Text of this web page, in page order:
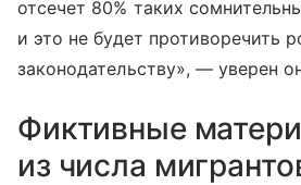
отсечет 80% таких
и это не будет противоречить
законодательству», — уверен
Фиктивные
из числа